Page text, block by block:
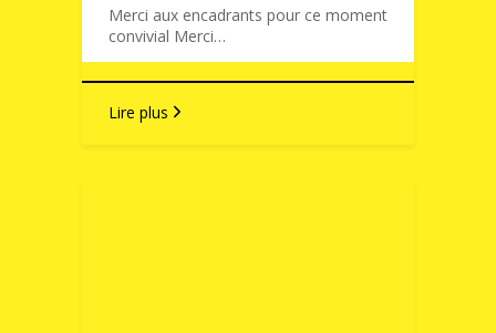
Merci aux encadrants pour ce moment
convivial Merci…
Lire plus